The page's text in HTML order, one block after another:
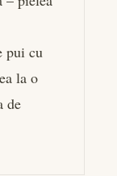
pui cu
la o
de